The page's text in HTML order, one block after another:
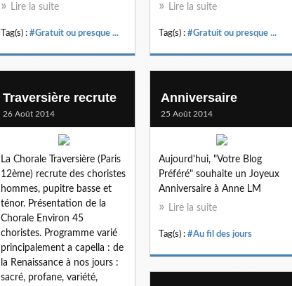
Lire la suite
Tag(s) : #Gratuit ou presque ...
Lire la suite
Tag(s) : #Gratuit ou presque ...
Traversière recrute
26 Août 2014
La Chorale Traversière (Paris
12ème) recrute des choristes
hommes, pupitre basse et
ténor. Présentation de la
Chorale Environ 45
choristes. Programme varié
principalement a capella : de
la Renaissance à nos jours :
sacré, profane, variété,
Anniversaire
25 Août 2014
Aujourd'hui, "Votre Blog
Préféré" souhaite un Joyeux
Anniversaire à Anne LM
Lire la suite
Tag(s) : #Au fil des jours